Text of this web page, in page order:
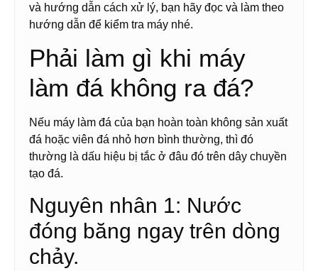
và hướng dẫn cách xử lý, bạn hãy đọc và làm theo
hướng dẫn để kiểm tra máy nhé.
Phải làm gì khi máy
làm đá không ra đá?
Nếu máy làm đá của bạn hoàn toàn không sản xuất
đá hoặc viên đá nhỏ hơn bình thường, thì đó
thường là dấu hiệu bị tắc ở đâu đó trên dây chuyền
tạo đá.
Nguyên nhân 1: Nước
đóng băng ngay trên dòng
chảy.